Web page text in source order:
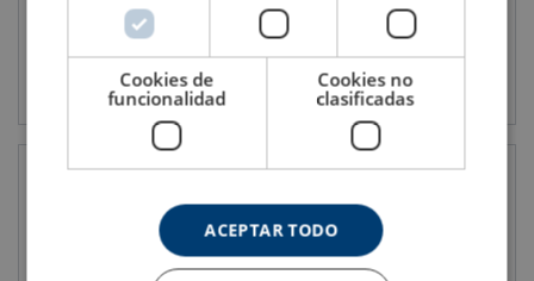
Ver el producto Ver el producto
Cookies de
funcionalidad
Cookies no
clasificadas
ACEPTAR TODO